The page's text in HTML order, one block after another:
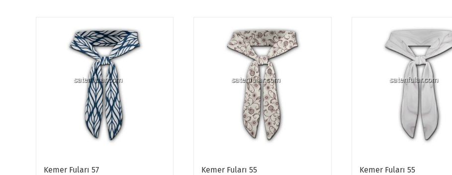
Kemer Fuları 57 Kemer Fuları 55 Kemer Fuları 55